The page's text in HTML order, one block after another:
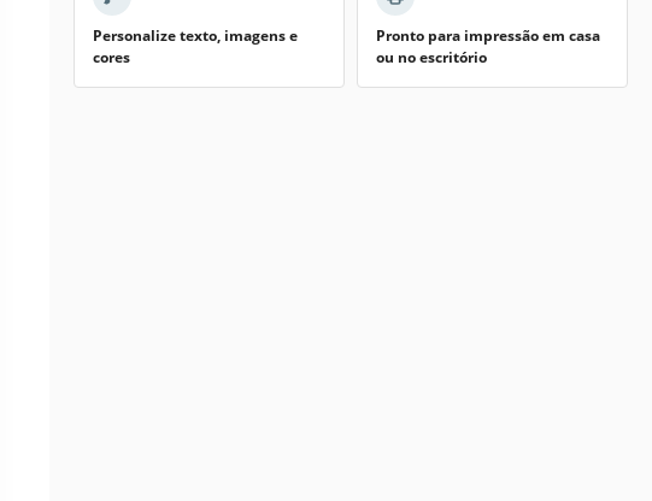
Personalize texto, imagens e
cores
Pronto para impressão em casa
ou no escritório